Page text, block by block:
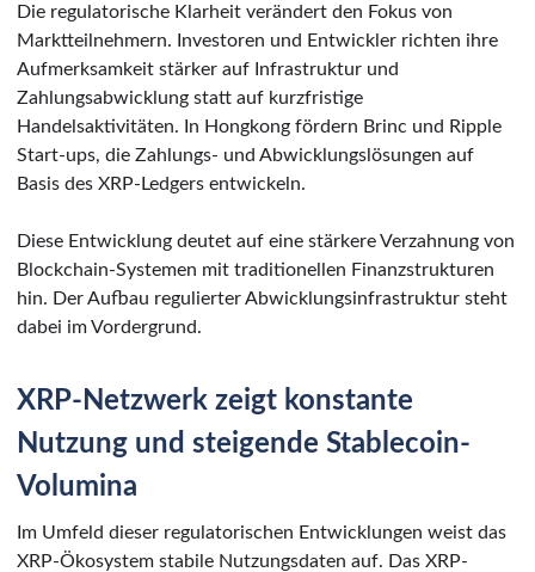
Die regulatorische Klarheit verändert den Fokus von
Marktteilnehmern. Investoren und Entwickler richten ihre
Aufmerksamkeit stärker auf Infrastruktur und
Zahlungsabwicklung statt auf kurzfristige
Handelsaktivitäten. In Hongkong fördern Brinc und Ripple
Start-ups, die Zahlungs- und Abwicklungslösungen auf
Basis des XRP-Ledgers entwickeln.
Diese Entwicklung deutet auf eine stärkere Verzahnung von
Blockchain-Systemen mit traditionellen Finanzstrukturen
hin. Der Aufbau regulierter Abwicklungsinfrastruktur steht
dabei im Vordergrund.
XRP-Netzwerk zeigt konstante
Nutzung und steigende Stablecoin-
Volumina
Im Umfeld dieser regulatorischen Entwicklungen weist das
XRP-Ökosystem stabile Nutzungsdaten auf. Das XRP-